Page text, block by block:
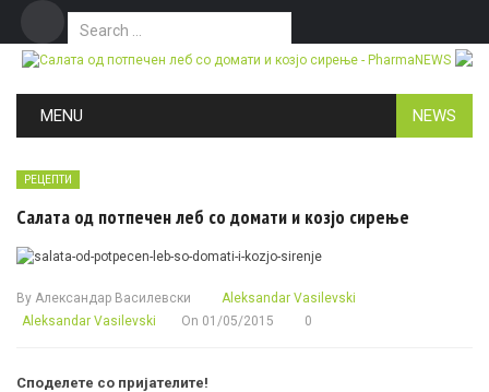
Search for:
MENU NEWS
РЕЦЕПТИ
Салата од потпечен леб со домати и козјо сирење
By Александар Василевски
Aleksandar Vasilevski
Aleksandar Vasilevski
On 01/05/2015 0
Споделете со пријателите!